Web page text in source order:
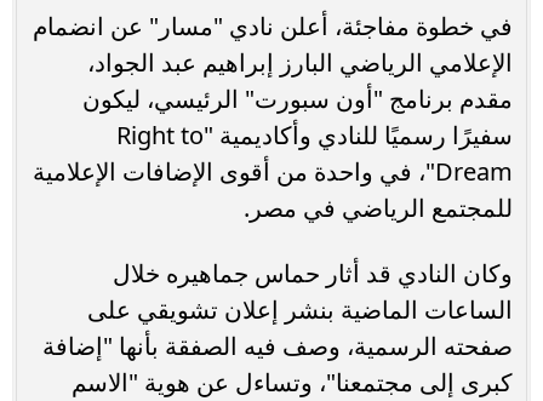
في خطوة مفاجئة، أعلن نادي "مسار" عن انضمام
الإعلامي الرياضي البارز إبراهيم عبد الجواد،
مقدم برنامج "أون سبورت" الرئيسي، ليكون
سفيرًا رسميًا للنادي وأكاديمية "Right to
Dream"، في واحدة من أقوى الإضافات الإعلامية
للمجتمع الرياضي في مصر.
وكان النادي قد أثار حماس جماهيره خلال
الساعات الماضية بنشر إعلان تشويقي على
صفحته الرسمية، وصف فيه الصفقة بأنها "إضافة
كبرى إلى مجتمعنا"، وتساءل عن هوية "الاسم